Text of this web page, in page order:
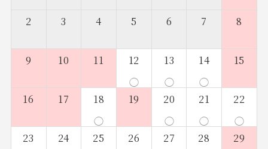
2 3 4 5 6 7 8
9 10 11 12
◯
13
◯
14
◯
15
16 17 18
◯
19 20
◯
21
◯
22
◯
23 24 25 26 27 28 29